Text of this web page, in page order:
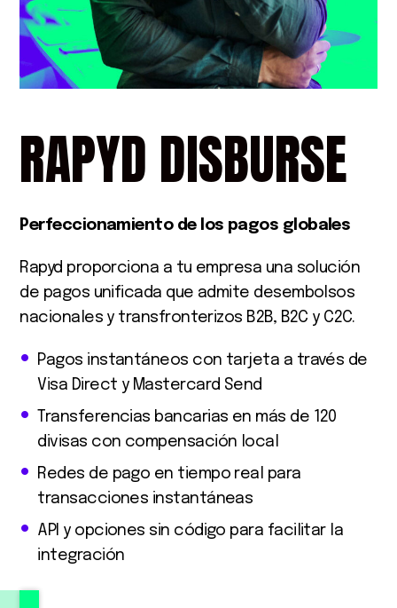
RAPYDDISBURSE
Perfeccionamiento de los pagos globales
Rapyd proporciona a tu empresa una solución
de pagos unificada que admite desembolsos
nacionales y transfronterizos B2B, B2C y C2C.
Pagos instantáneos con tarjeta a través de
Visa Direct y Mastercard Send
Transferencias bancarias en más de 120
divisas con compensación local
Redes de pago en tiempo real para
transacciones instantáneas
API y opciones sin código para facilitar la
integración